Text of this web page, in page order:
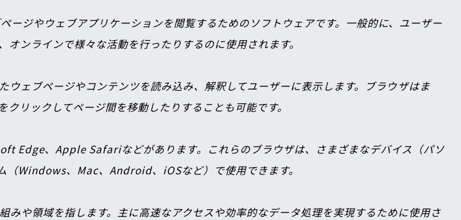
ジやウェブアプリケーションを閲覧するためのソフトウェアです。一般的に、ユーザー
ンラインで様々な活動を行ったりするのに使用されます。
ェブページやコンテンツを読み込み、解釈してユーザーに表示します。ブラウザはま
リックしてページ間を移動したりすることも可能です。
、Apple Safariなどがあります。これらのブラウザは、さまざまなデバイス（パソ
（Windows、Mac、Android、iOSなど）で使用できます。
や領域を指します。主に高速なアクセスや効率的なデータ処理を実現するために使用さ